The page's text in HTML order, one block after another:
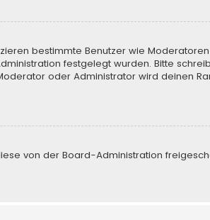
bestimmte Benutzer wie
festgelegt wurden. Bitte
oder Administrator wird deinen
von der Board-Administration